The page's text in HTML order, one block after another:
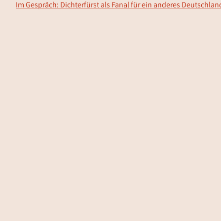
Im Gespräch: Dichterfürst als Fanal für ein anderes